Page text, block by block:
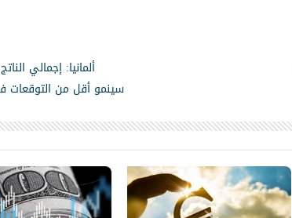
ألمانيا: إجمالي
سينمو أقل من التوقعات في